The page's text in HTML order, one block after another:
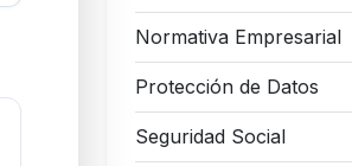
Normativa Empresarial
Protección de Datos
Seguridad Social